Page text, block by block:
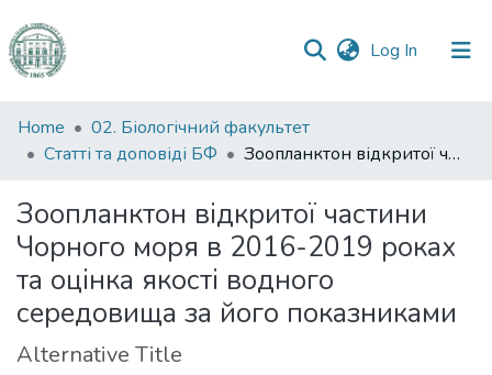
Log In (current)
Communities
&
All of DSpace
Statistics
Home
02. Біологічний факультет
Статті та доповіді БФ
Зоопланктон відкритої частини Чорного моря в 2016-2019 роках та оцінка якості водного середовища за його показниками
Зоопланктон відкритої частини
Чорного моря в 2016-2019 роках
та оцінка якості водного
середовища за його показниками
Alternative Title